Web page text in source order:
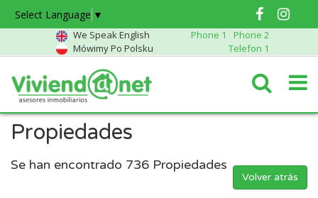
Select Language ▼
We Speak English Phone 1
Phone 2
Mówimy Po Polsku
Telefon 1
Propiedades
Se han encontrado 736 Propiedades
Volver atrás